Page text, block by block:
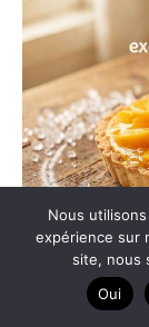
Recette de
découvrir
Nous
expérience sur
site, nous
Oui